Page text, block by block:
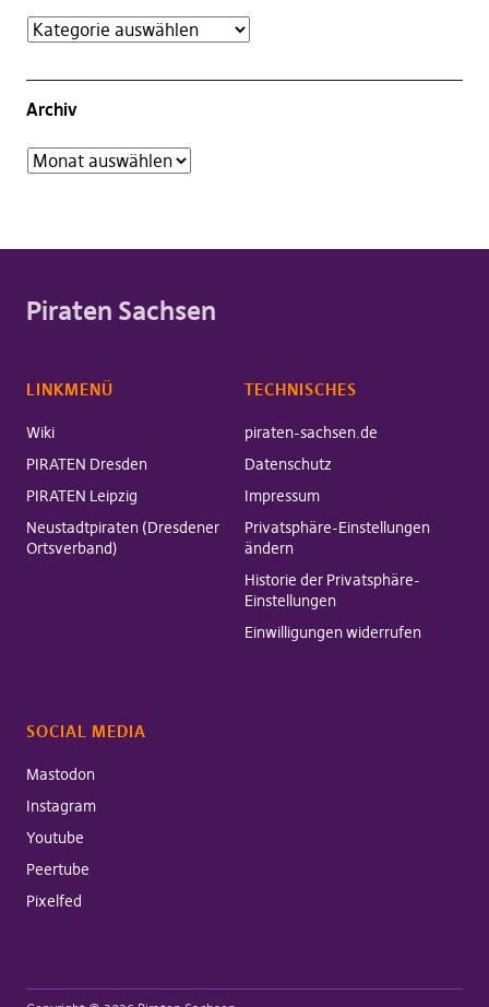
Archiv
Piraten Sachsen
LINKMENÜ
Wiki
PIRATEN Dresden
PIRATEN Leipzig
Neustadtpiraten (Dresdener
Ortsverband)
TECHNISCHES
piraten-sachsen.de
Datenschutz
Impressum
Privatsphäre-Einstellungen
ändern
Historie der Privatsphäre-
Einstellungen
Einwilligungen widerrufen
SOCIAL MEDIA
Mastodon
Instagram
Youtube
Peertube
Pixelfed